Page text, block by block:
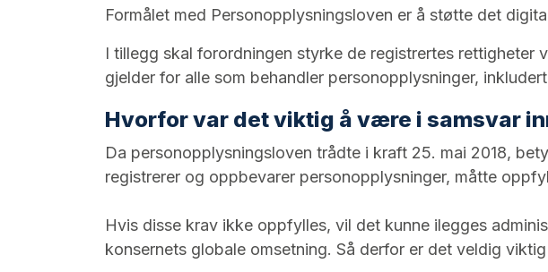
Formålet med Personopplysningsloven er å støtte det
I tillegg skal forordningen styrke de registrertes
gjelder for alle som behandler personopplysninger,
Hvorfor var det viktig å være i samsvar
Da personopplysningsloven trådte i kraft 25. mai 2018,
registrerer og oppbevarer personopplysninger, måtte
Hvis disse krav ikke oppfylles, vil det kunne ilegges
konsernets globale omsetning. Så derfor er det veldig